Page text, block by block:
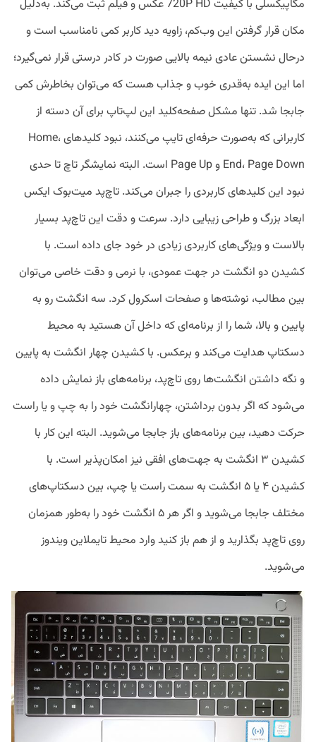
مگاپیکسلی با کیفیت 720P HD عکس‌ و فیلم ثبت می‌کند. به‌دلیل
مکان قرار گرفتن این وب‌کم، زاویه دید کاربر کمی نامناسب است و
درحال نشستن عادی نیمه بالایی صورت در کادر درستی قرار نمی‌گیرد؛
اما این ایده به‌قدری خوب و جذاب هست که می‌توان بخاطرش کمی
جابجا شد. تنها مشکل صفحه‌کلید این لپ‌تاپ برای آن دسته از
کاربرانی که به‌صورت حرفه‌ای تایپ می‌کنند، نبود کلید‌های Home،
End، Page Down و Page Up است. البته نمایشگر تاچ تا حدی
نبود این کلید‌های کاربردی را جبران می‌کند. تاچ‌پد میت‌بوک ایکس
ابعاد بزرگ و طراحی زیبایی دارد. سرعت و دقت این تاچ‌پد بسیار
بالاست و ویژگی‌های کاربردی زیادی در خود جای داده است. با
کشیدن دو انگشت در جهت عمودی، با نرمی و دقت خاصی می‌توان
بین مطالب، نوشته‌ها و صفحات اسکرول کرد. سه انگشت رو به
پایین و بالا، شما را از برنامه‌ای که داخل آن هستید به محیط
دسکتاپ هدایت می‌کند و برعکس. با کشیدن چهار انگشت به پایین
و نگه داشتن انگشت‌ها روی تاچ‌پد، برنامه‌های باز نمایش داده
می‌شود که اگر بدون برداشتن، چهارانگشت خود را به چپ و یا راست
حرکت دهید، بین برنامه‌های باز جابجا می‌شوید. البته این کار با
کشیدن ۳ انگشت به جهت‌های افقی نیز امکان‌پذیر است. با
کشیدن ۴ یا ۵ انگشت به سمت راست یا چپ، بین دسکتاپ‌های
مختلف جابجا می‌شوید و اگر هر ۵ انگشت خود را به‌طور همزمان
روی تاچ‌پد بگذارید و از هم باز کنید وارد محیط تایملاین ویندوز
می‌شوید.